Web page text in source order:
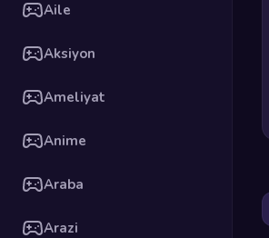
Aile
Aksiyon
Ameliyat
Anime
Araba
Arazi